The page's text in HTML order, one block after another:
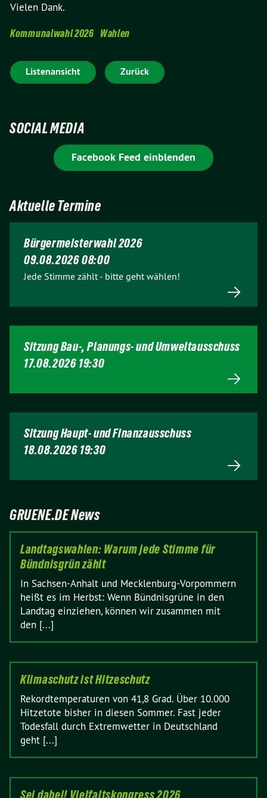
Vielen Dank.
Kommunalwahl 2026 Wahlen
Listenansicht Zurück
SOCIAL MEDIA
Facebook Feed einblenden
Aktuelle Termine
Bürgermeisterwahl 2026
09.08.2026 08:00
Jede Stimme zählt - bitte geht wählen!
Sitzung Bau-, Planungs- und Umweltausschuss
17.08.2026 19:30
Sitzung Haupt- und Finanzausschuss
18.08.2026 19:30
GRUENE.DE News
Landtagswahlen: Warum jede Stimme für
Bündnisgrün zählt
In Sachsen-Anhalt und Mecklenburg-Vorpommern
heißt es im Herbst: Wenn Bündnisgrüne in den
Landtag einziehen, können wir zusammen mit
den [...]
Klimaschutz ist Hitzeschutz
Rekordtemperaturen von 41,8 Grad. Über 10.000
Hitzetote bisher in diesen Sommer. Fast jeder
Todesfall durch Extremwetter in Deutschland
geht [...]
Sei dabei! Vielfaltskongress 2026